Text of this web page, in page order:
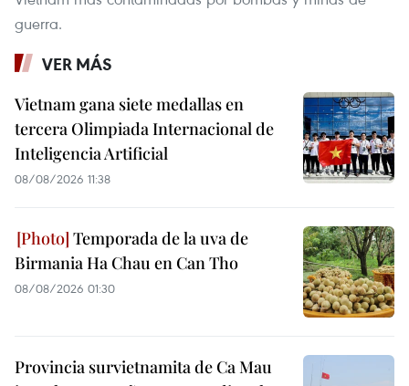
guerra.
VER MÁS
Vietnam gana siete medallas en
tercera Olimpiada Internacional de
Inteligencia Artificial
08/08/2026 11:38
Temporada de la uva de
Birmania Ha Chau en Can Tho
08/08/2026 01:30
Provincia survietnamita de Ca Mau